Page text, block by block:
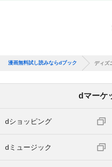
漫画無料試し読みならdブック ディズ
dマーケ
dショッピング
dミュージック